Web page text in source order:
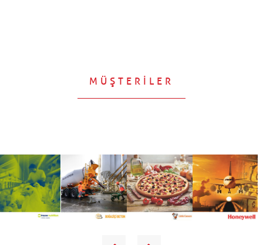
MÜŞTERİLER